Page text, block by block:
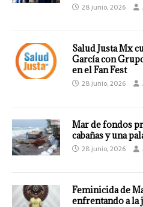
28 junio, 2026
Salud Justa Mx
García con
en el Fan Fest
28 junio, 2026
Mar de fondos
cabañas y una
28 junio, 2026
Feminicida de
enfrentando a la